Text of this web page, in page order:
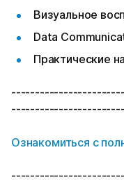
Визуальное
Data
Практические
Ознакомиться с